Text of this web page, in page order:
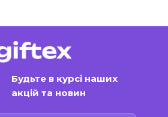
Будьте в курсі наших
акцій та новин